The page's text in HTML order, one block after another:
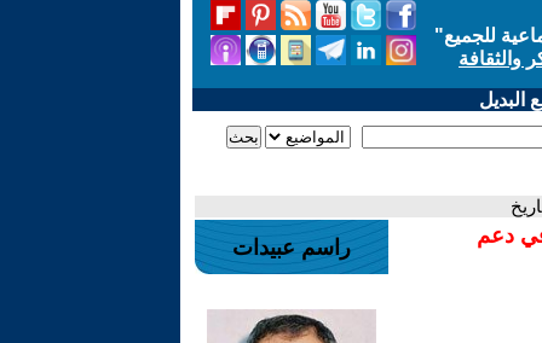
للجميع"
والثقافة
البديل
في دعم راسم عبيدات